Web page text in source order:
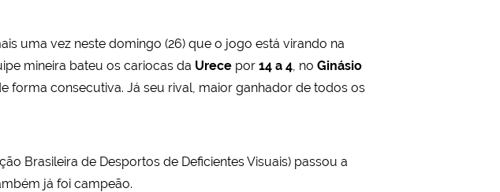
uma vez neste domingo (26) que o jogo está virando na
mineira bateu os cariocas da Urece por 14 a 4, no Ginásio
forma consecutiva. Já seu rival, maior ganhador de todos os
Brasileira de Desportos de Deficientes Visuais) passou a
já foi campeão.